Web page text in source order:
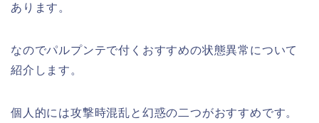
あります。
なのでパルプンテで付くおすすめの状態異常について
紹介します。
個人的には攻撃時混乱と幻惑の二つがおすすめです。